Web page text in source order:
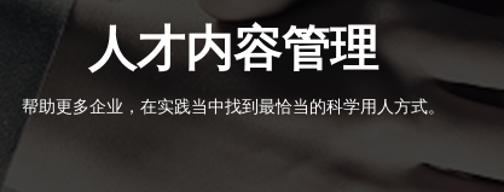
人才内容管理
帮助更多企业，在实践当中找到最恰当的科学用人方式。